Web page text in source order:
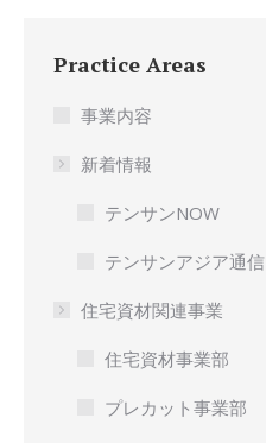
Practice Areas
事業内容
新着情報
テンサンNOW
テンサンアジア通信
住宅資材関連事業
住宅資材事業部
プレカット事業部